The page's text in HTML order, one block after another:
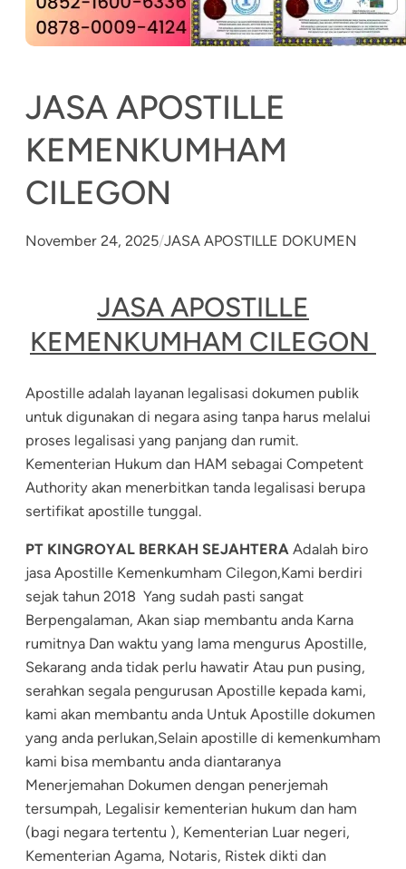
JASA APOSTILLE
KEMENKUMHAM
CILEGON
November 24, 2025/JASA APOSTILLE DOKUMEN
JASA APOSTILLE
KEMENKUMHAM CILEGON
Apostille adalah layanan legalisasi dokumen publik
untuk digunakan di negara asing tanpa harus melalui
proses legalisasi yang panjang dan rumit.
Kementerian Hukum dan HAM sebagai Competent
Authority akan menerbitkan tanda legalisasi berupa
sertifikat apostille tunggal.
PT KINGROYAL BERKAH SEJAHTERA Adalah biro
jasa Apostille Kemenkumham Cilegon,Kami berdiri
sejak tahun 2018 Yang sudah pasti sangat
Berpengalaman, Akan siap membantu anda Karna
rumitnya Dan waktu yang lama mengurus Apostille,
Sekarang anda tidak perlu hawatir Atau pun pusing,
serahkan segala pengurusan Apostille kepada kami,
kami akan membantu anda Untuk Apostille dokumen
yang anda perlukan,Selain apostille di kemenkumham
kami bisa membantu anda diantaranya
Menerjemahan Dokumen dengan penerjemah
tersumpah, Legalisir kementerian hukum dan ham
(bagi negara tertentu ), Kementerian Luar negeri,
Kementerian Agama, Notaris, Ristek dikti dan